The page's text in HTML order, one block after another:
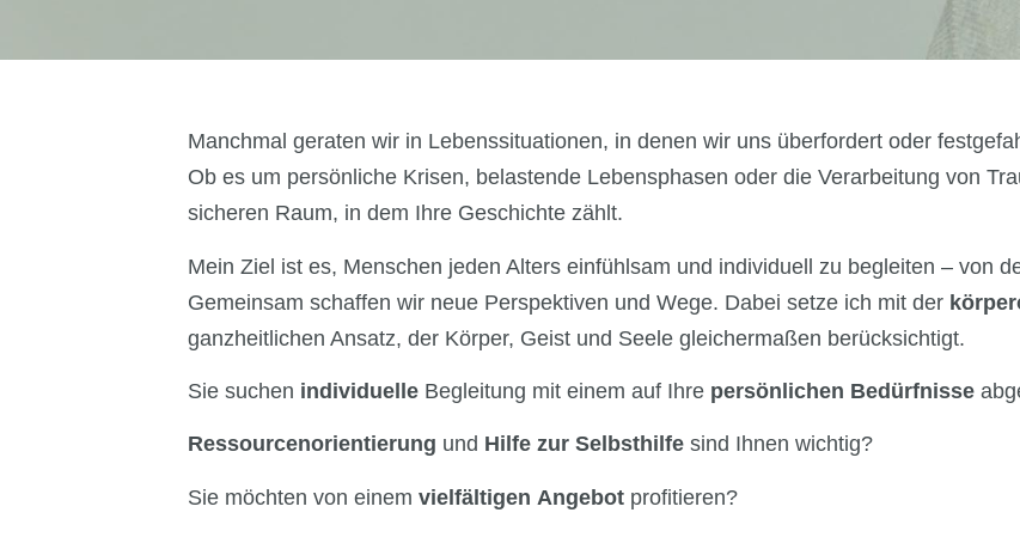
Manchmal geraten wir in Lebenssituationen, in denen wir uns überfordert oder
Ob es um persönliche Krisen, belastende Lebensphasen oder die Verarbeitung von
sicheren Raum, in dem Ihre Geschichte zählt.
Mein Ziel ist es, Menschen jeden Alters einfühlsam und individuell zu begleiten – von
Gemeinsam schaffen wir neue Perspektiven und Wege. Dabei setze ich mit der
ganzheitlichen Ansatz, der Körper, Geist und Seele gleichermaßen berücksichtigt.
Sie suchen individuelle Begleitung mit einem auf Ihre persönlichen Bedürfnisse
Ressourcenorientierung und Hilfe zur Selbsthilfe sind Ihnen wichtig?
Sie möchten von einem vielfältigen Angebot profitieren?